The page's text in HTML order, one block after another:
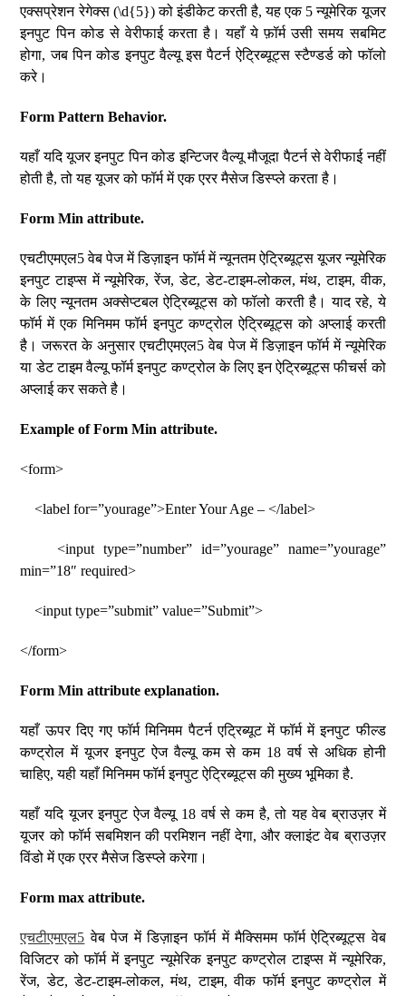
एक्सप्रेशन रेगेक्स (\d{5}) को इंडीकेट करती है, यह एक 5 न्यूमेरिक यूजर
इनपुट पिन कोड से वेरीफाई करता है। यहाँ ये फ़ॉर्म उसी समय सबमिट
होगा, जब पिन कोड इनपुट वैल्यू इस पैटर्न ऐट्रिब्यूट्स स्टैण्डर्ड को फॉलो
करे।
Form Pattern Behavior.
यहाँ यदि यूजर इनपुट पिन कोड इन्टिजर वैल्यू मौजूदा पैटर्न से वेरीफाई नहीं
होती है, तो यह यूजर को फॉर्म में एक एरर मैसेज डिस्प्ले करता है।
Form Min attribute.
एचटीएमएल5 वेब पेज में डिज़ाइन फॉर्म में न्यूनतम ऐट्रिब्यूट्स यूजर न्यूमेरिक
इनपुट टाइप्स में न्यूमेरिक, रेंज, डेट, डेट-टाइम-लोकल, मंथ, टाइम, वीक,
के लिए न्यूनतम अक्सेप्टबल ऐट्रिब्यूट्स को फॉलो करती है। याद रहे, ये
फॉर्म में एक मिनिमम फॉर्म इनपुट कण्ट्रोल ऐट्रिब्यूट्स को अप्लाई करती
है। जरूरत के अनुसार एचटीएमएल5 वेब पेज में डिज़ाइन फॉर्म में न्यूमेरिक
या डेट टाइम वैल्यू फॉर्म इनपुट कण्ट्रोल के लिए इन ऐट्रिब्यूट्स फीचर्स को
अप्लाई कर सकते है।
Example of Form Min attribute.
<form>
<label for=”yourage”>Enter Your Age – </label>
<input type=”number” id=”yourage” name=”yourage”
min=”18″ required>
<input type=”submit” value=”Submit”>
</form>
Form Min attribute explanation.
यहाँ ऊपर दिए गए फॉर्म मिनिमम पैटर्न एट्रिब्यूट में फॉर्म में इनपुट फील्ड
कण्ट्रोल में यूजर इनपुट ऐज वैल्यू कम से कम 18 वर्ष से अधिक होनी
चाहिए, यही यहाँ मिनिमम फॉर्म इनपुट ऐट्रिब्यूट्स की मुख्य भूमिका है.
यहाँ यदि यूजर इनपुट ऐज वैल्यू 18 वर्ष से कम है, तो यह वेब ब्राउज़र में
यूजर को फॉर्म सबमिशन की परमिशन नहीं देगा, और क्लाइंट वेब ब्राउज़र
विंडो में एक एरर मैसेज डिस्प्ले करेगा।
Form max attribute.
एचटीएमएल5 वेब पेज में डिज़ाइन फॉर्म में मैक्सिमम फॉर्म ऐट्रिब्यूट्स वेब
विजिटर को फॉर्म में इनपुट न्यूमेरिक इनपुट कण्ट्रोल टाइप्स में न्यूमेरिक,
रेंज, डेट, डेट-टाइम-लोकल, मंथ, टाइम, वीक फॉर्म इनपुट कण्ट्रोल में